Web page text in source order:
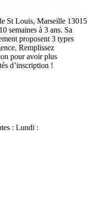
St Louis, Marseille 13015
semaines à 3 ans. Sa
proposent 3 types
Remplissez
pour avoir plus
d’inscription !
: Lundi :